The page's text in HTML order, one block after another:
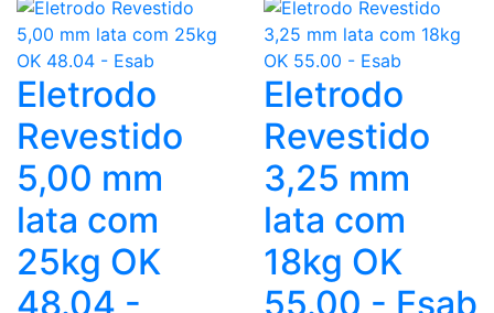
Eletrodo
Revestido
5,00 mm
lata com
25kg OK
48.04 -
Eletrodo
Revestido
3,25 mm
lata com
18kg OK
55.00 - Esab